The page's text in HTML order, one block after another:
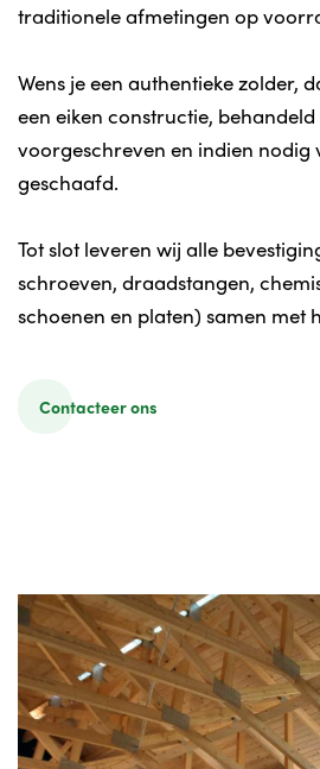
traditionele afmetingen op
Wens je een authentieke zolder,
een eiken constructie, behandeld
voorgeschreven en indien nodig
geschaafd.
Tot slot leveren wij alle
schroeven, draadstangen,
schoenen en platen) samen met
Contacteer ons